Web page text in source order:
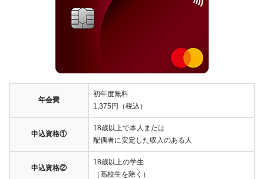
年会費
初年度無料
1,375円（税込）
申込資格①
18歳以上で本人または
配偶者に安定した収入のある人
申込資格②
18歳以上の学生
（高校生を除く）